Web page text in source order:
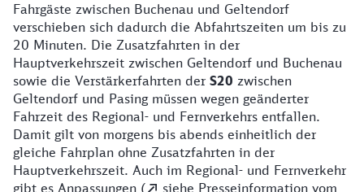
Fahrgäste zwischen Buchenau und Geltendorf
verschieben sich dadurch die Abfahrtszeiten um bis zu
20 Minuten. Die Zusatzfahrten in der
Hauptverkehrszeit zwischen Geltendorf und Buchenau
sowie die Verstärkerfahrten der S20 zwischen
Geltendorf und Pasing müssen wegen geänderter
Fahrzeit des Regional- und Fernverkehrs entfallen.
Damit gilt von morgens bis abends einheitlich der
gleiche Fahrplan ohne Zusatzfahrten in der
Hauptverkehrszeit. Auch im Regional- und Fernverkehr
gibt es Anpassungen (
siehe Presseinformation vom